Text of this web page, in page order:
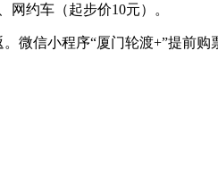
网约车（起步价10元）。
微信小程序“厦门轮渡+”提前购